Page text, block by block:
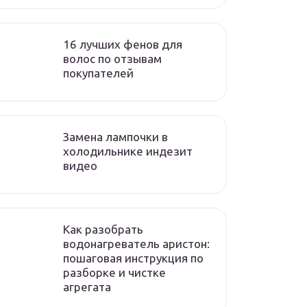
16 лучших фенов для
волос по отзывам
покупателей
Замена лампочки в
холодильнике индезит
видео
Как разобрать
водонагреватель аристон:
пошаговая инструкция по
разборке и чистке
агрегата